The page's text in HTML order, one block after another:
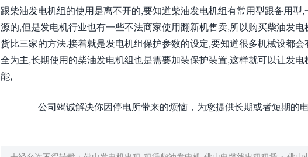
跟柴油发电机组的使用是离不开的,要知道柴油发电机组有常用型跟备用
源的,但是发电机行业也有一些不法商家使用翻新机售卖,所以购买柴油发
货比三家的方法.接着就是发电机组保护参数的设定,要知道很多机械设都
全为主,长期使用的柴油发电机组也是需要加装保护装置,这样就可以让发
能,
公司竭诚解决你因停电所带来的烦恼，为您提供长期或者短期的电